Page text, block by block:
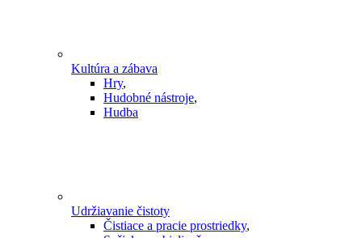
Kultúra a zábava
Hry,
Hudobné nástroje,
Hudba
Udržiavanie čistoty
Čistiace a pracie prostriedky,